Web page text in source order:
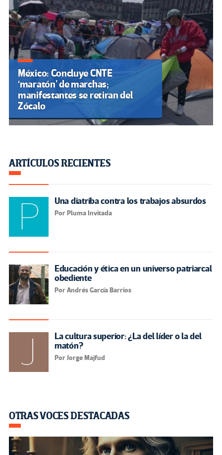
México: Concluye CNTE
‘maratón’ de marchas;
manifestantes se retiran del
Zócalo
ARTÍCULOS RECIENTES
Una diatriba contra los trabajos absurdos
Por Pluma Invitada
Educación y ética en un universo patriarcal
obediente
Por Andrés García Barrios
La cultura superior: ¿La del líder o la del
matón?
Por Jorge Majfud
OTRAS VOCES DESTACADAS